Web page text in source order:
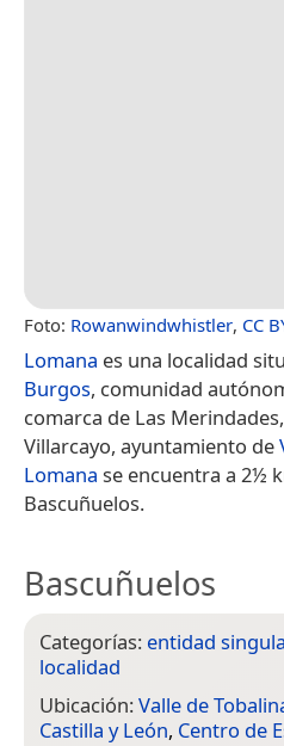
Foto: Rowanwindwhistler, CC
Lomana es una localidad
Burgos, comunidad
comarca de Las
Villarcayo, ayuntamiento de
Lomana se encuentra a 2½
Bascuñuelos.
Bascuñuelos
Categorías: entidad
localidad
Ubicación:Valle de
Castilla y León, Centro de